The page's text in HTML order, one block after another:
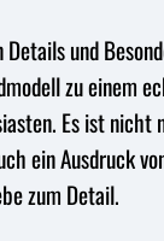
und
zu einem
Es ist nicht
ein Ausdruck
zum Detail.